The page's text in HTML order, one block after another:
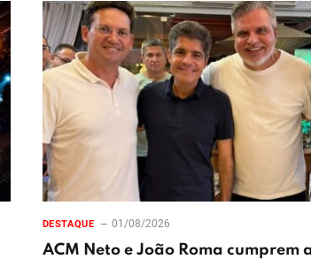
DESTAQUE 01/08/2026
ACM Neto e João Roma cumprem